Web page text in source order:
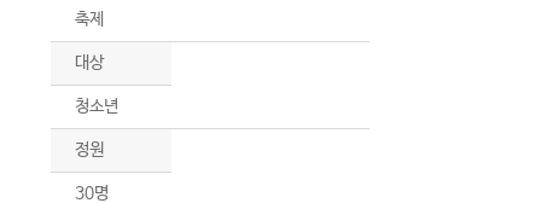
축제
대상
청소년
정원
30명